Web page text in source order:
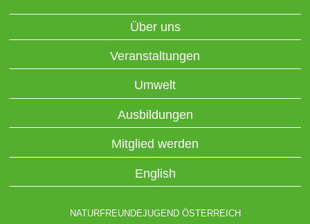
Über uns
Veranstaltungen
Umwelt
Ausbildungen
Mitglied werden
English
NATURFREUNDEJUGEND ÖSTERREICH